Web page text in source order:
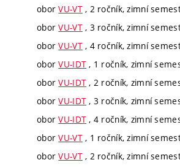
oborVU-VT, 2 ročník, zimní
oborVU-VT, 3 ročník, zimní
oborVU-VT, 4 ročník, zimní
oborVU-IDT , 1 ročník, zimní
oborVU-IDT , 2 ročník, zimní
oborVU-IDT , 3 ročník, zimní
oborVU-IDT , 4 ročník, zimní
oborVU-VT, 1 ročník, zimní
oborVU-VT, 2 ročník, zimní